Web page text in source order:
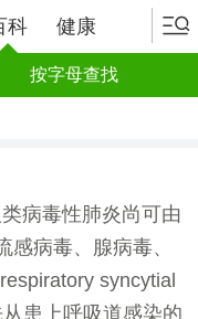
科 健康
按字母查找
病毒性肺炎尚可由
病毒、腺病毒、
syncytial
患上呼吸道感染的